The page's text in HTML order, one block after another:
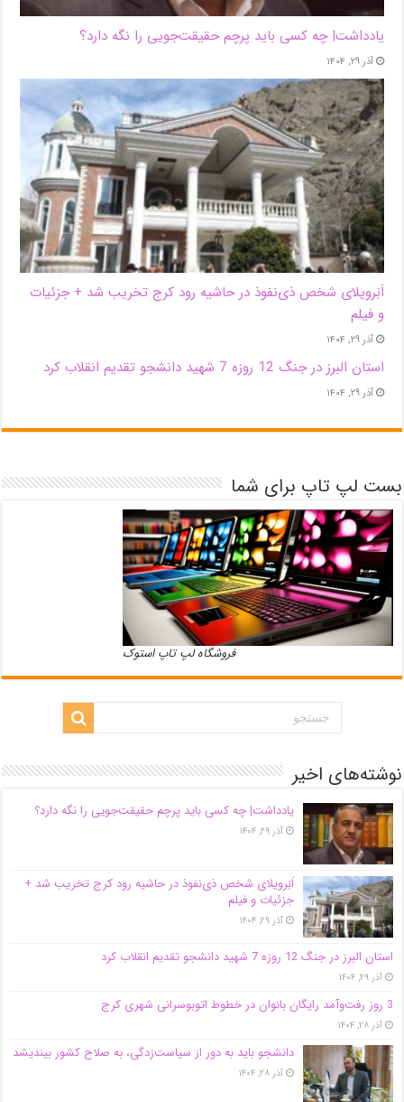
یادداشت| ‌چه کسی باید پرچم حقیقت‌جویی را نگه دارد؟
آذر ۲۹, ۱۴۰۴
اَبَر‌ویلای شخص ذی‌نفوذ در حاشیه‌ رود کرج تخریب شد + جزئیات
و فیلم
آذر ۲۹, ۱۴۰۴
استان البرز در جنگ 12 روزه 7 شهید دانشجو تقدیم انقلاب کرد
آذر ۲۹, ۱۴۰۴
بست لپ تاپ برای شما
فروشگاه لپ تاپ استوک
نوشته‌های اخیر
یادداشت| ‌چه کسی باید پرچم حقیقت‌جویی را نگه دارد؟
آذر ۲۹, ۱۴۰۴
اَبَر‌ویلای شخص ذی‌نفوذ در حاشیه‌ رود کرج تخریب شد +
جزئیات و فیلم
آذر ۲۹, ۱۴۰۴
استان البرز در جنگ 12 روزه 7 شهید دانشجو تقدیم انقلاب کرد
آذر ۲۹, ۱۴۰۴
3 روز رفت‌وآمد رایگان بانوان در خطوط اتوبوسرانی شهری کرج
آذر ۲۸, ۱۴۰۴
دانشجو باید به دور از سیاست‌زدگی، به صلاح کشور بیندیشد
آذر ۲۸, ۱۴۰۴